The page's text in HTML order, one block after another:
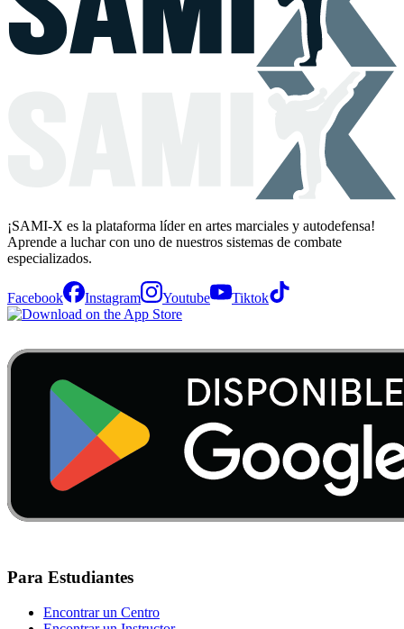
¡SAMI-X es la plataforma líder en artes marciales y autodefensa!
Aprende a luchar con uno de nuestros sistemas de combate
especializados.
Facebook Instagram Youtube Tiktok
Para Estudiantes
Encontrar un Centro